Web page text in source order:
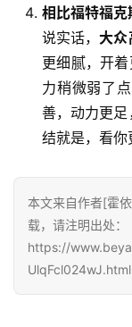
讯 相比福特福克
说实话，大众
更细腻，开
力稍微弱了点
善，动力更
结就是，看
本文来自作者[霍
载，请注明出处：
https://
UlqFcl024wJ.html